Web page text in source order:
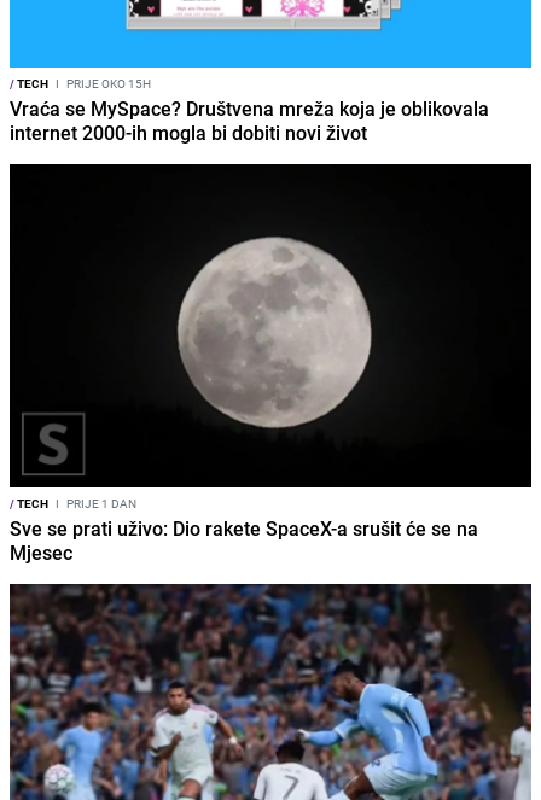
/TECH I PRIJE OKO 15H
Vraća se MySpace? Društvena mreža koja je oblikovala
internet 2000-ih mogla bi dobiti novi život
/TECH I PRIJE 1 DAN
Sve se prati uživo: Dio rakete SpaceX-a srušit će se na
Mjesec